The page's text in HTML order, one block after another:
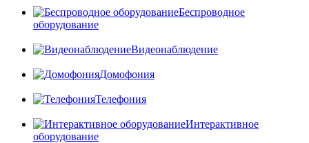
Беспроводное
оборудование
Видеонаблюдение
Домофония
Телефония
Интерактивное
оборудование